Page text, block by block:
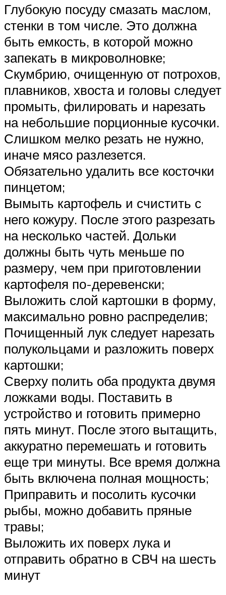
Глубокую посуду смазать маслом,
стенки в том числе. Это должна
быть емкость, в которой можно
запекать в микроволновке;
Скумбрию, очищенную от потрохов,
плавников, хвоста и головы следует
промыть, филировать и нарезать
на небольшие порционные кусочки.
Слишком мелко резать не нужно,
иначе мясо разлезется.
Обязательно удалить все косточки
пинцетом;
Вымыть картофель и счистить с
него кожуру. После этого разрезать
на несколько частей. Дольки
должны быть чуть меньше по
размеру, чем при приготовлении
картофеля по-деревенски;
Выложить слой картошки в форму,
максимально ровно распределив;
Почищенный лук следует нарезать
полукольцами и разложить поверх
картошки;
Сверху полить оба продукта двумя
ложками воды. Поставить в
устройство и готовить примерно
пять минут. После этого вытащить,
аккуратно перемешать и готовить
еще три минуты. Все время должна
быть включена полная мощность;
Приправить и посолить кусочки
рыбы, можно добавить пряные
травы;
Выложить их поверх лука и
отправить обратно в СВЧ на шесть
минут